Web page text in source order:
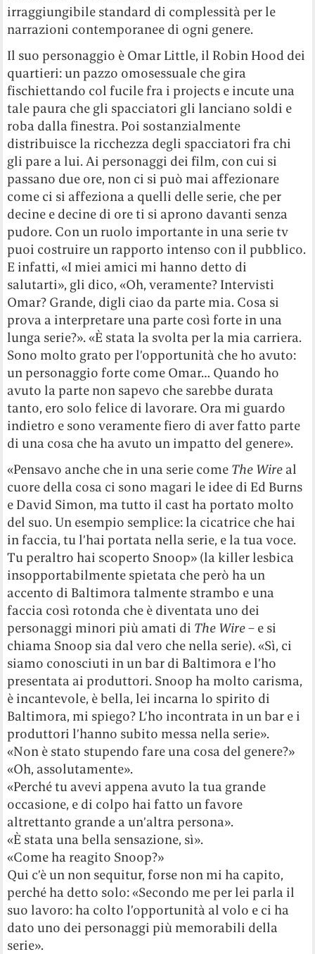
irraggiungibile standard di complessità per le
narrazioni contemporanee di ogni genere.
Il suo personaggio è Omar Little, il Robin Hood dei
quartieri: un pazzo omosessuale che gira
fischiettando col fucile fra i projects e incute una
tale paura che gli spacciatori gli lanciano soldi e
roba dalla finestra. Poi sostanzialmente
distribuisce la ricchezza degli spacciatori fra chi
gli pare a lui. Ai personaggi dei film, con cui si
passano due ore, non ci si può mai affezionare
come ci si affeziona a quelli delle serie, che per
decine e decine di ore ti si aprono davanti senza
pudore. Con un ruolo importante in una serie tv
puoi costruire un rapporto intenso con il pubblico.
E infatti, «I miei amici mi hanno detto di
salutarti», gli dico, «Oh, veramente? Intervisti
Omar? Grande, digli ciao da parte mia. Cosa si
prova a interpretare una parte così forte in una
lunga serie?». «È stata la svolta per la mia carriera.
Sono molto grato per l’opportunità che ho avuto:
un personaggio forte come Omar… Quando ho
avuto la parte non sapevo che sarebbe durata
tanto, ero solo felice di lavorare. Ora mi guardo
indietro e sono veramente fiero di aver fatto parte
di una cosa che ha avuto un impatto del genere».
«Pensavo anche che in una serie come The Wire al
cuore della cosa ci sono magari le idee di Ed Burns
e David Simon, ma tutto il cast ha portato molto
del suo. Un esempio semplice: la cicatrice che hai
in faccia, tu l’hai portata nella serie, e la tua voce.
Tu peraltro hai scoperto Snoop» (la killer lesbica
insopportabilmente spietata che però ha un
accento di Baltimora talmente strambo e una
faccia così rotonda che è diventata uno dei
personaggi minori più amati di The Wire– e si
chiama Snoop sia dal vero che nella serie). «Sì, ci
siamo conosciuti in un bar di Baltimora e l’ho
presentata ai produttori. Snoop ha molto carisma,
è incantevole, è bella, lei incarna lo spirito di
Baltimora, mi spiego? L’ho incontrata in un bar e i
produttori l’hanno subito messa nella serie».
«Non è stato stupendo fare una cosa del genere?»
«Oh, assolutamente».
«Perché tu avevi appena avuto la tua grande
occasione, e di colpo hai fatto un favore
altrettanto grande a un’altra persona».
«È stata una bella sensazione, sì».
«Come ha reagito Snoop?»
Qui c’è un non sequitur, forse non mi ha capito,
perché ha detto solo: «Secondo me per lei parla il
suo lavoro: ha colto l’opportunità al volo e ci ha
dato uno dei personaggi più memorabili della
serie».